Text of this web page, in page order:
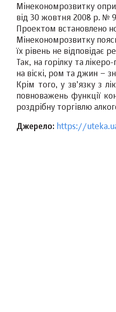
Мінекономрозвитку
від 30 жовтня 2008 р. №
Проектом встановлено
Мінекономрозвитку
їх рівень не відповідає
Так, на горілку та
на віскі, ром та джин –
Крім того, у зв’язку з
повноважень функції
роздрібну торгівлю
Джерело: https://